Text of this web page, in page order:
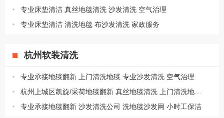
专业床垫清洁 真丝地毯清洗 沙发清洗 空气治理
专业床垫清洁 清洗地毯 布沙发清洗 家政服务
杭州软装清洗
专业承接地毯翻新 上门清洗地毯 专业沙发清洗 空气治理
杭州上城区凯旋/采荷地毯翻新 真丝地毯清洗 上门清洗地毯 清洗服务
专业承接地毯翻新 沙发清洗公司 洗地毯沙发网 小时工保洁